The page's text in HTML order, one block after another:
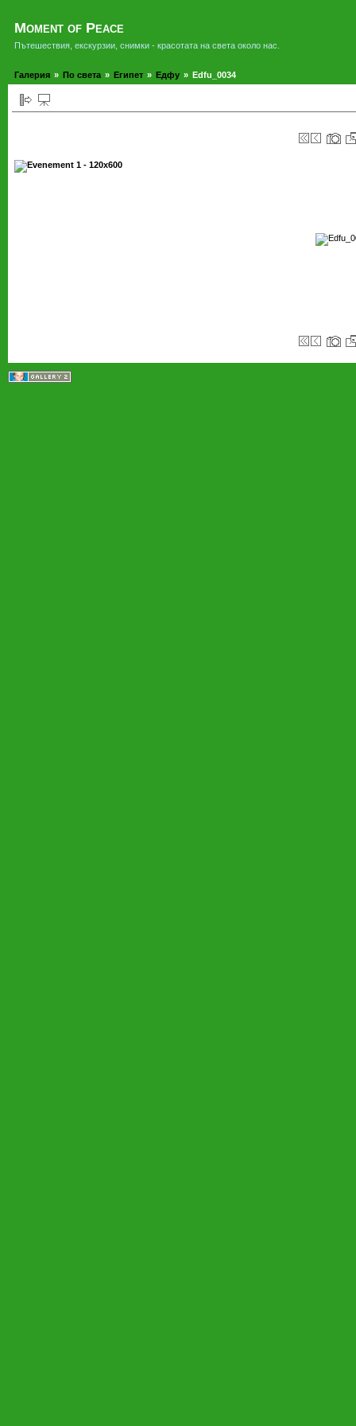
Moment of Peace
Пътешествия, екскурзии, снимки - красотата на света около нас.
Галерия » По света » Египет » Едфу » Edfu_0034